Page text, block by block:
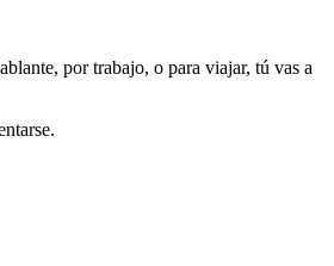
por trabajo, o para viajar, tú vas a